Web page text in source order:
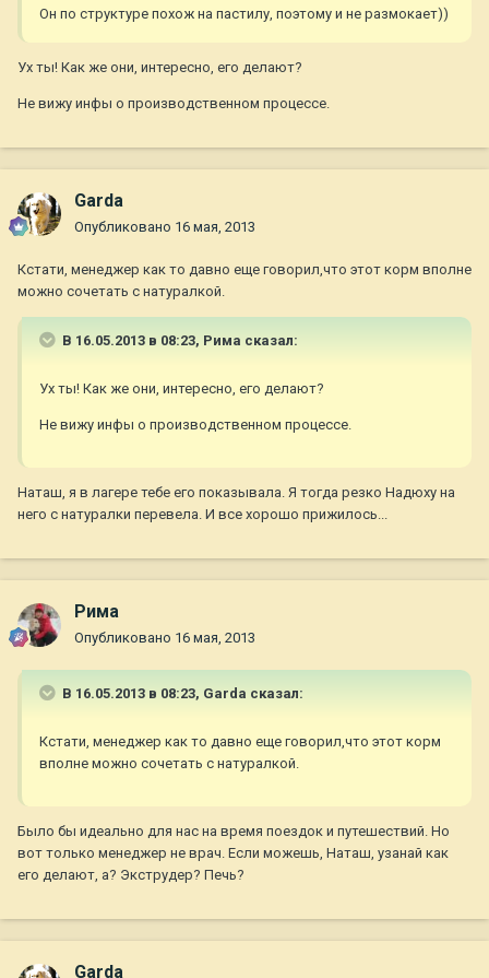
Он по структуре похож на пастилу, поэтому и не размокает))
Ух ты! Как же они, интересно, его делают?
Не вижу инфы о производственном процессе.
Garda
Опубликовано 16 мая, 2013
Кстати, менеджер как то давно еще говорил,что этот корм вполне
можно сочетать с натуралкой.
В 16.05.2013 в 08:23, Рима сказал:
Ух ты! Как же они, интересно, его делают?
Не вижу инфы о производственном процессе.
Наташ, я в лагере тебе его показывала. Я тогда резко Надюху на
него с натуралки перевела. И все хорошо прижилось...
Рима
Опубликовано 16 мая, 2013
В 16.05.2013 в 08:23, Garda сказал:
Кстати, менеджер как то давно еще говорил,что этот корм
вполне можно сочетать с натуралкой.
Было бы идеально для нас на время поездок и путешествий. Но
вот только менеджер не врач. Если можешь, Наташ, узанай как
его делают, а? Экструдер? Печь?
Garda